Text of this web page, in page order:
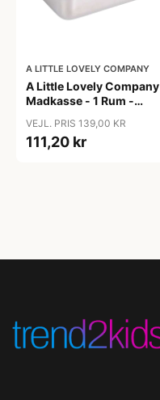
A LITTLE LOVELY COMPANY
A Little Lovely Company
Madkasse - 1 Rum -
Robots
VEJL. PRIS 139,00 KR
111,20 kr